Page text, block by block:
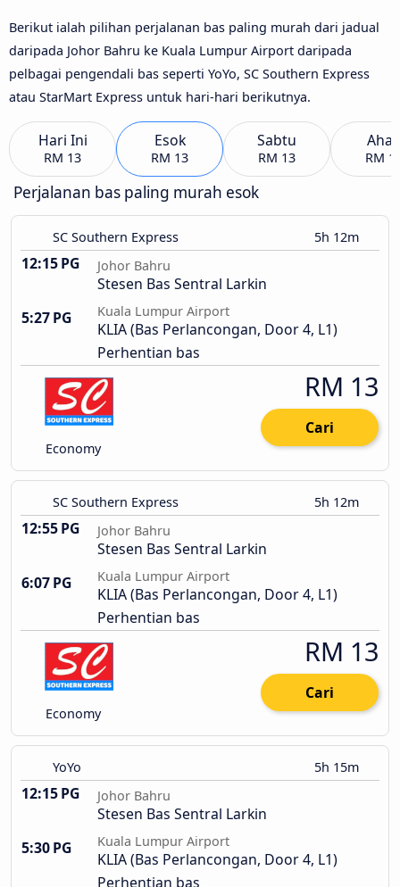
Berikut ialah pilihan perjalanan bas paling murah dari jadual
daripada Johor Bahru ke Kuala Lumpur Airport daripada
pelbagai pengendali bas seperti YoYo, SC Southern Express
atau StarMart Express untuk hari-hari berikutnya.
Hari Ini
RM 13
Esok
RM 13
Sabtu
RM 13 RM
Perjalanan bas paling murah esok
SC Southern Express 5h 12m
12:15 PG Johor Bahru
Stesen Bas Sentral Larkin
5:27 PG
Kuala Lumpur Airport
KLIA (Bas Perlancongan, Door 4, L1)
Perhentian bas
Economy
RM 13
Cari
SC Southern Express 5h 12m
12:55 PG Johor Bahru
Stesen Bas Sentral Larkin
6:07 PG
Kuala Lumpur Airport
KLIA (Bas Perlancongan, Door 4, L1)
Perhentian bas
Economy
RM 13
Cari
YoYo 5h 15m
12:15 PG Johor Bahru
Stesen Bas Sentral Larkin
5:30 PG
Kuala Lumpur Airport
KLIA (Bas Perlancongan, Door 4, L1)
Perhentian bas